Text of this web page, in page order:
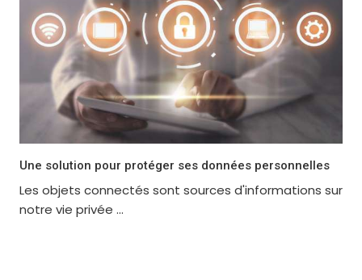
Une solution pour protéger ses données personnelles
Les objets connectés sont sources d'informations sur
notre vie privée ...